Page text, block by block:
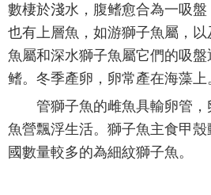
數棲於淺水，腹鳍愈合為一吸盤
也有上層魚，如游獅子魚屬，
魚屬和深水獅子魚屬它們的吸
鳍。冬季產卵，卵常產在海藻上
管獅子魚的雌魚具輸卵管
魚營飄浮生活。獅子魚主食甲
國數量較多的為細紋獅子魚。